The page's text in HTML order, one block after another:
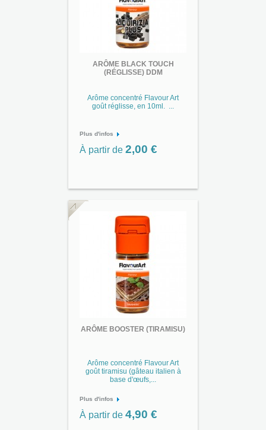
ARÔME BLACK TOUCH
(RÉGLISSE) DDM
Arôme concentré Flavour Art
goût réglisse, en 10ml. ...
Plus d'infos
À partir de 2,00 €
ARÔME BOOSTER (TIRAMISU)
Arôme concentré Flavour Art
goût tiramisu (gâteau italien à
base d'œufs,...
Plus d'infos
À partir de 4,90 €